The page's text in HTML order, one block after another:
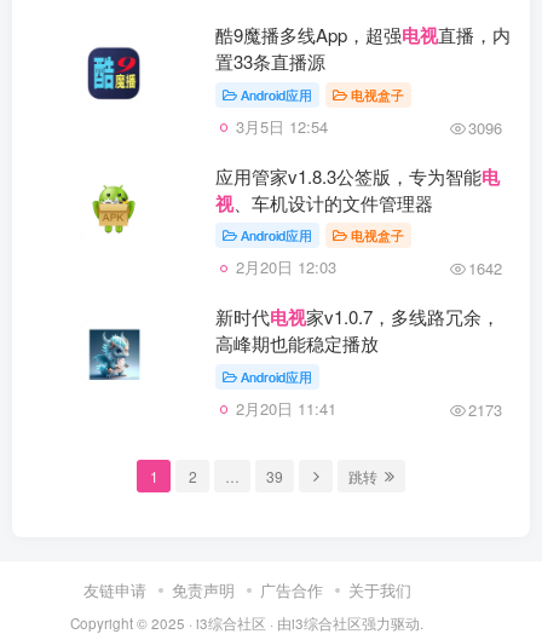
酷9魔播多线App，超强电视直播，内
置33条直播源
Android应用 电视盒子
3月5日 12:54 3096
应用管家v1.8.3公签版，专为智能电
视、车机设计的文件管理器
Android应用 电视盒子
2月20日 12:03 1642
新时代电视家v1.0.7，多线路冗余，
高峰期也能稳定播放
Android应用
2月20日 11:41 2173
1 2 39 跳转
友链申请 免责声明 广告合作 关于我们
Copyright © 2025 · i3综合社区 · 由i3综合社区强力驱动.